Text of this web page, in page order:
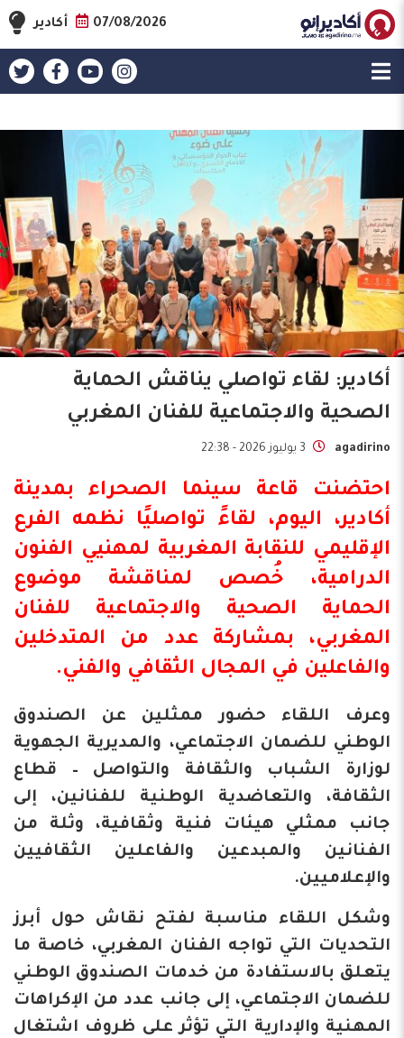
07/08/2026 أكادير
أكادير: لقاء تواصلي يناقش الحماية
الصحية والاجتماعية للفنان المغربي
agadirino 3 يوليوز 2026 - 22:38
احتضنت قاعة سينما الصحراء بمدينة
أكادير، اليوم، لقاءً تواصليًا نظمه الفرع
الإقليمي للنقابة المغربية لمهنيي الفنون
الدرامية، خُصص لمناقشة موضوع
الحماية الصحية والاجتماعية للفنان
المغربي، بمشاركة عدد من المتدخلين
والفاعلين في المجال الثقافي والفني.
وعرف اللقاء حضور ممثلين عن الصندوق
الوطني للضمان الاجتماعي، والمديرية الجهوية
لوزارة الشباب والثقافة والتواصل – قطاع
الثقافة، والتعاضدية الوطنية للفنانين، إلى
جانب ممثلي هيئات فنية وثقافية، وثلة من
الفنانين والمبدعين والفاعلين الثقافيين
والإعلاميين.
وشكل اللقاء مناسبة لفتح نقاش حول أبرز
التحديات التي تواجه الفنان المغربي، خاصة ما
يتعلق بالاستفادة من خدمات الصندوق الوطني
للضمان الاجتماعي، إلى جانب عدد من الإكراهات
المهنية والإدارية التي تؤثر على ظروف اشتغال